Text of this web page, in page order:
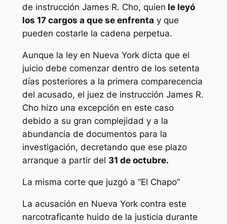
de instrucción James R. Cho, quien le leyó
los 17 cargos a que se enfrenta y que
pueden costarle la cadena perpetua.
Aunque la ley en Nueva York dicta que el
juicio debe comenzar dentro de los setenta
días posteriores a la primera comparecencia
del acusado, el juez de instrucción James R.
Cho hizo una excepción en este caso
debido a su gran complejidad y a la
abundancia de documentos para la
investigación, decretando que ese plazo
arranque a partir del 31 de octubre.
La misma corte que juzgó a “El Chapo”
La acusación en Nueva York contra este
narcotraficante huido de la justicia durante